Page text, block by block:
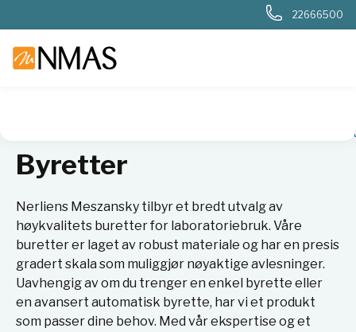
22666500
Byretter
Nerliens Meszansky tilbyr et bredt utvalg av
høykvalitets buretter for laboratoriebruk. Våre
buretter er laget av robust materiale og har en presis
gradert skala som muliggjør nøyaktige avlesninger.
Uavhengig av om du trenger en enkel byrette eller
en avansert automatisk byrette, har vi et produkt
som passer dine behov. Med vår ekspertise og et